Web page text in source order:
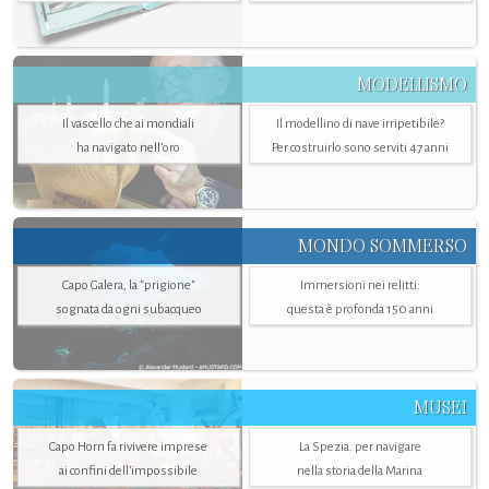
MODELLISMO
Il vascello che ai mondiali
ha navigato nell’oro
Il modellino di nave irripetibile?
Per costruirlo sono serviti 47 anni
MONDO SOMMERSO
Capo Galera, la "prigione"
sognata da ogni subacqueo
Immersioni nei relitti:
questa è profonda 150 anni
MUSEI
Capo Horn fa rivivere imprese
ai confini dell’impossibile
La Spezia. per navigare
nella storia della Marina